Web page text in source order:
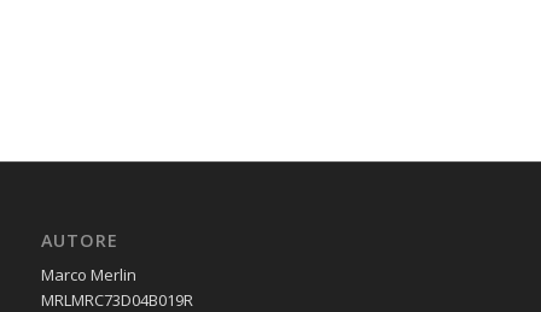
AUTORE
Marco Merlin
MRLMRC73D04B019R